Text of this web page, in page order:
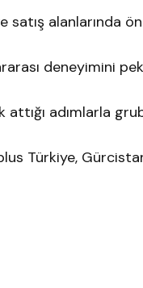
alanlarında
deneyimini
adımlarla
Türkiye,